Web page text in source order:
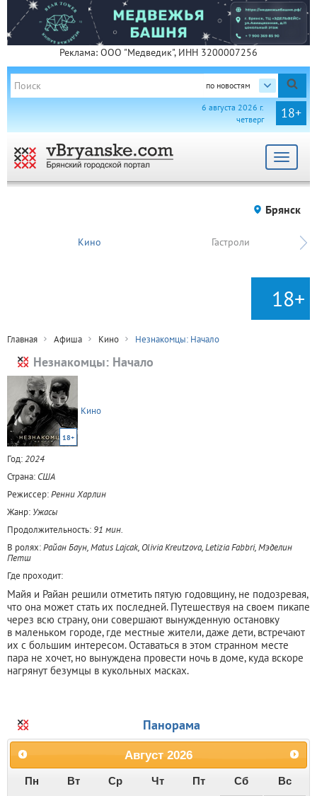
Реклама: ООО "Медведик", ИНН 3200007256
по новостям
18+
6 августа 2026 г.
четверг
Toggle
Брянск
Кино Гастроли
18+
Главная Афиша Кино Незнакомцы: Начало
Незнакомцы: Начало
18+
Кино
Год:2024
Страна: США
Режиссер:Ренни Харлин
Жанр: Ужасы
Продолжительность: 91 мин.
В ролях:Райан Баун, Matus Lajcak, Olivia Kreutzova, Letizia Fabbri, Мэделин
Петш
Где проходит:
Майя и Райан решили отметить пятую годовщину, не подозревая,
что она может стать их последней. Путешествуя на своем пикапе
через всю страну, они совершают вынужденную остановку
в маленьком городе, где местные жители, даже дети, встречают
их с большим интересом. Оставаться в этом странном месте
пара не хочет, но вынуждена провести ночь в доме, куда вскоре
нагрянут безумцы в кукольных масках.
Панорама
Август 2026
Пн Вт Ср Чт Пт Сб
Вс